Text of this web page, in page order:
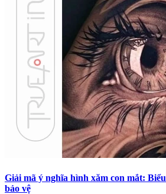
Giải mã ý nghĩa hình xăm con mắt:
bảo vệ